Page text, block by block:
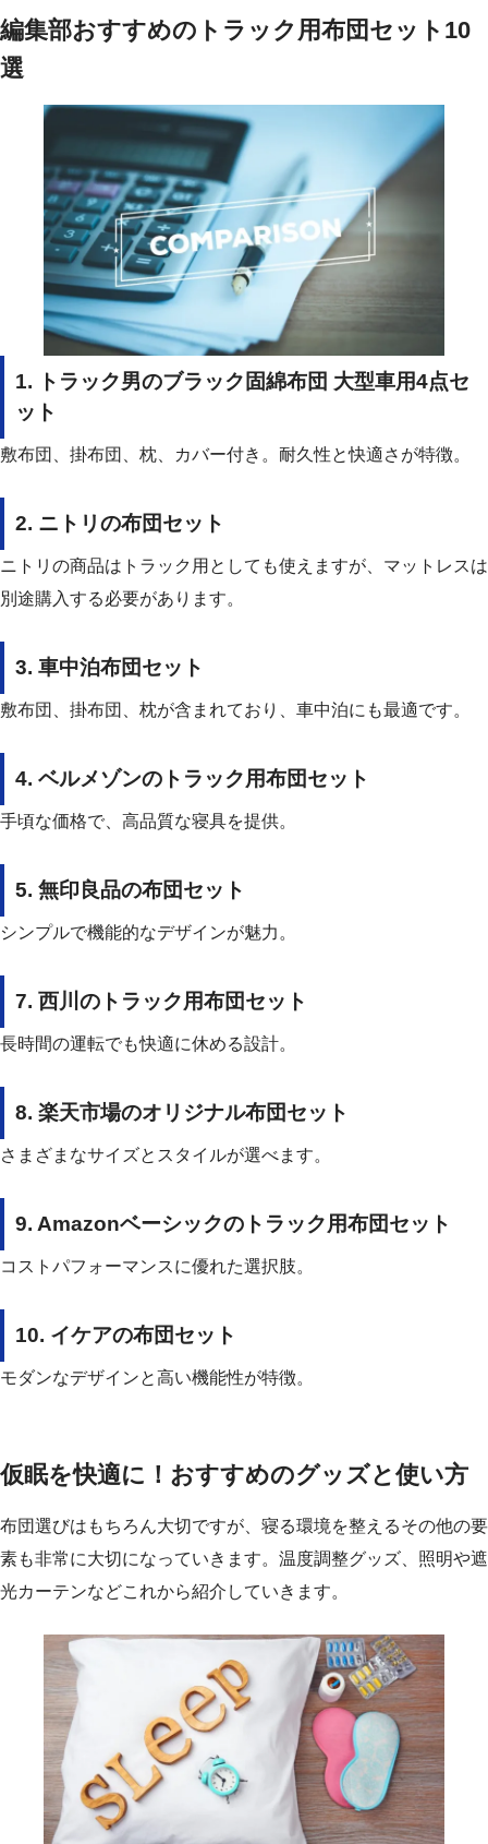
編集部おすすめのトラック用布団セット10
選
1. トラック男のブラック固綿布団 大型車用4点セ
ット
敷布団、掛布団、枕、カバー付き。耐久性と快適さが特徴。
2. ニトリの布団セット
ニトリの商品はトラック用としても使えますが、マットレスは
別途購入する必要があります。
3. 車中泊布団セット
敷布団、掛布団、枕が含まれており、車中泊にも最適です。
4. ベルメゾンのトラック用布団セット
手頃な価格で、高品質な寝具を提供。
5. 無印良品の布団セット
シンプルで機能的なデザインが魅力。
7. 西川のトラック用布団セット
長時間の運転でも快適に休める設計。
8. 楽天市場のオリジナル布団セット
さまざまなサイズとスタイルが選べます。
9. Amazonベーシックのトラック用布団セット
コストパフォーマンスに優れた選択肢。
10. イケアの布団セット
モダンなデザインと高い機能性が特徴。
仮眠を快適に！おすすめのグッズと使い方
布団選びはもちろん大切ですが、寝る環境を整えるその他の要
素も非常に大切になっていきます。温度調整グッズ、照明や遮
光カーテンなどこれから紹介していきます。